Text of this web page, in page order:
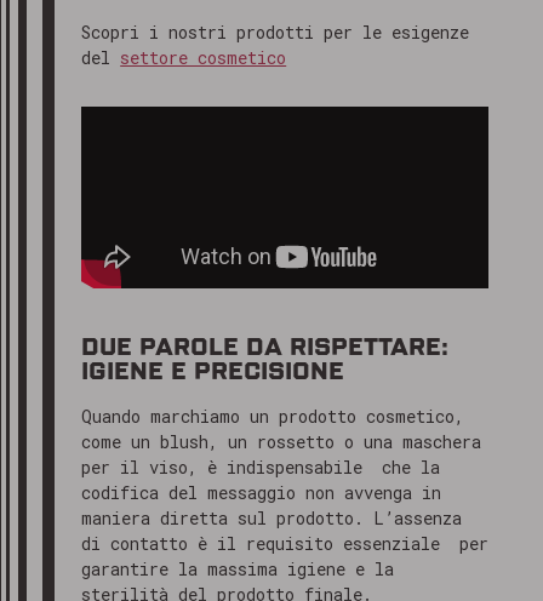
Scopri i nostri prodotti per le esigenze
del settore cosmetico
DUE PAROLE DA RISPETTARE:
IGIENE E PRECISIONE
Quando marchiamo un prodotto cosmetico,
come un blush, un rossetto o una maschera
per il viso, è indispensabile che la
codifica del messaggio non avvenga in
maniera diretta sul prodotto. L’assenza
di contatto è il requisito essenziale per
garantire la massima igiene e la
sterilità del prodotto finale.